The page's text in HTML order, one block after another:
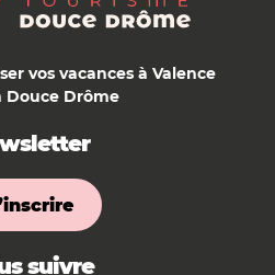
vos vacances à Valence
Douce Drôme
suivre